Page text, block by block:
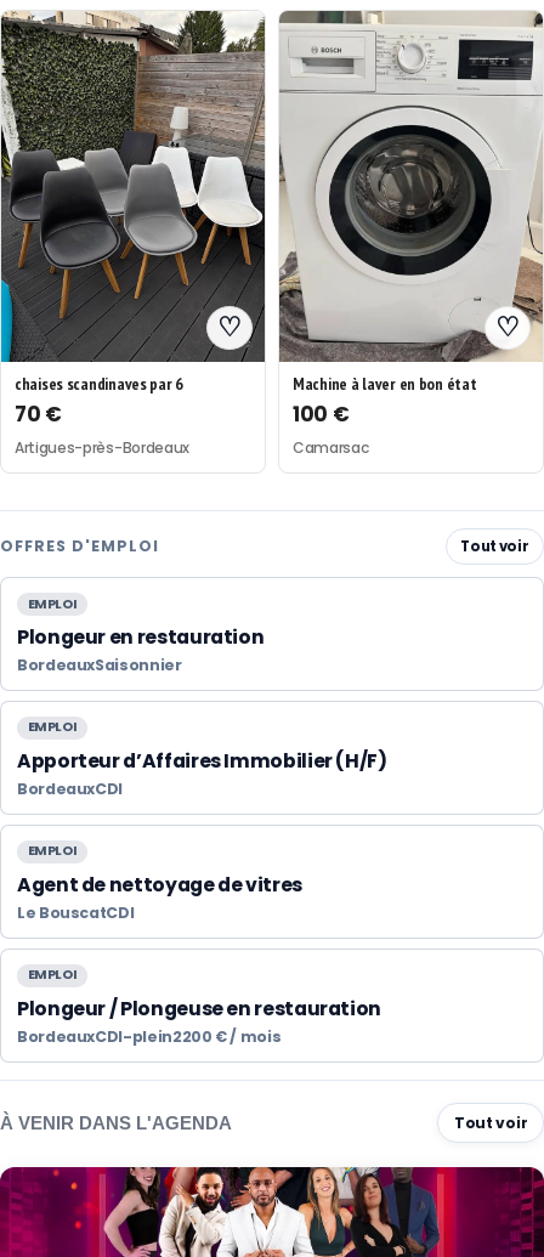
♡
chaises scandinaves par 6
70 €
Artigues-près-Bordeaux
♡
Machine à laver en bon état
100 €
Camarsac
OFFRES D'EMPLOI Tout voir
EMPLOI
Plongeur en restauration
BordeauxSaisonnier
EMPLOI
Apporteur d’Affaires Immobilier (H/F)
BordeauxCDI
EMPLOI
Agent de nettoyage de vitres
Le BouscatCDI
EMPLOI
Plongeur / Plongeuse en restauration
BordeauxCDI-plein2200 € / mois
À VENIR DANS L'AGENDA Tout voir